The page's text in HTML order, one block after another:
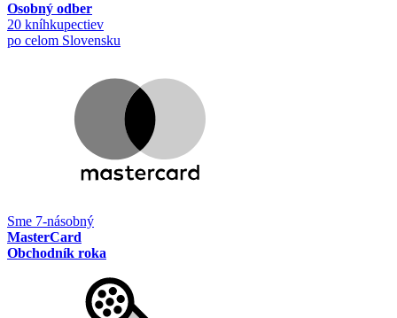
Osobný odber
20 kníhkupectiev
po celom Slovensku
Sme 7-násobný
MasterCard
Obchodník roka